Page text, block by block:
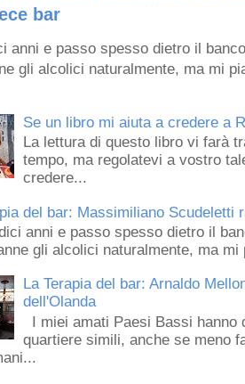
bar
anni e passo spesso dietro il
gli alcolici naturalmente, ma mi
Se un libro mi aiuta a credere a
La lettura di questo libro vi farà
tempo, ma regolatevi a vostro
credere...
del bar: Massimiliano
anni e passo spesso dietro il
gli alcolici naturalmente, ma mi
La Terapia del bar: Arnaldo
dell'Olanda
I miei amati Paesi Bassi
quartiere simili, anche se meno